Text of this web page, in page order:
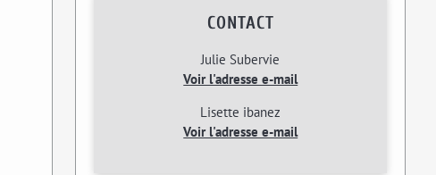
CONTACT
Julie Subervie
Voir l'adresse e-mail
Lisette ibanez
Voir l'adresse e-mail